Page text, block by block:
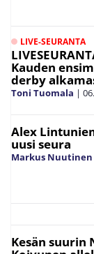
LIVE-SEURANTA
Kauden
derby
Toni Tuomala |
Alex
uusi seura
Markus Nuutinen
Kesän suurin